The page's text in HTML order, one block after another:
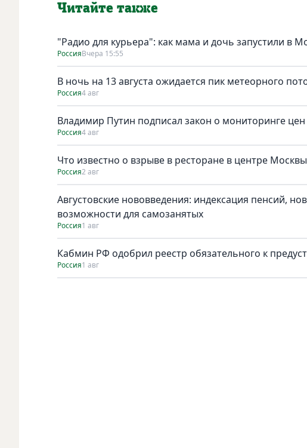
Читайте также
"Радио для курьера": как мама и дочь запустили в
РоссияВчера 15:55
В ночь на 13 августа ожидается пик метеорного
Россия4 авг
Владимир Путин подписал закон о мониторинге
Россия4 авг
Что известно о взрыве в ресторане в центре Москвы
Россия2 авг
Августовские нововведения: индексация пенсий,
возможности для самозанятых
Россия1 авг
Кабмин РФ одобрил реестр обязательного к
Россия1 авг